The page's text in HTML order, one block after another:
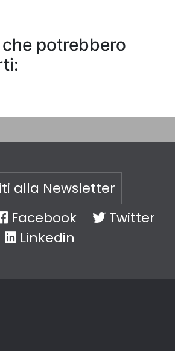
potrebbero
alla Newsletter
Facebook
Twitter
Linkedin